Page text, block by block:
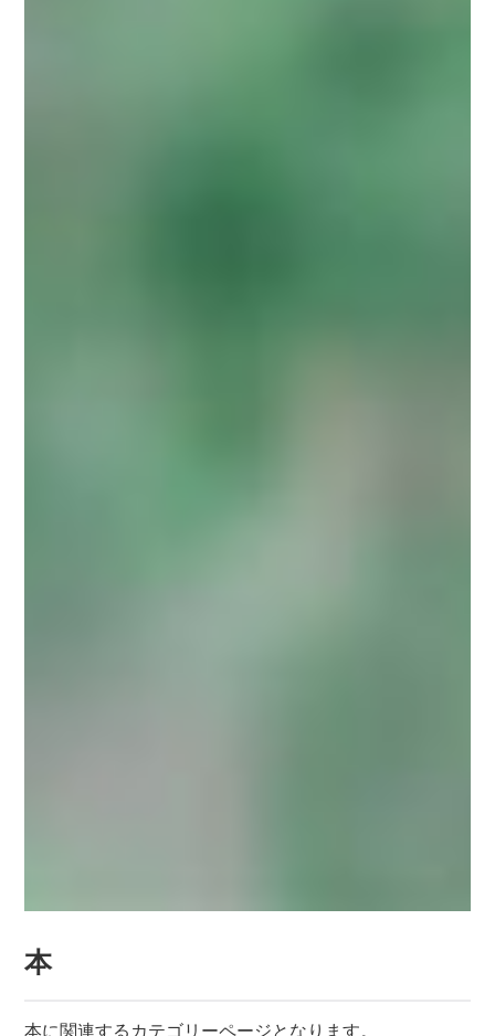
本
本に関連するカテゴリーページとなります。